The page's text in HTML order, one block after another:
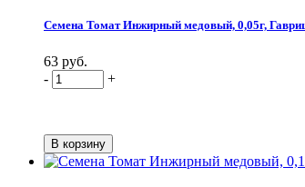
Семена Томат Инжирный медовый, 0,05г,
63 руб.
-
+